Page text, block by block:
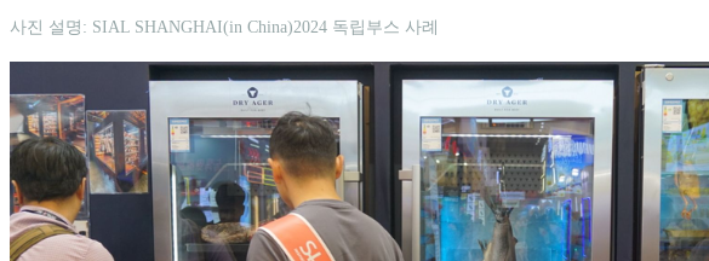
사진 설명: SIAL SHANGHAI(in China)2024 독립부스 사례